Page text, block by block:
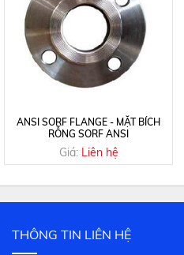
ANSI SORF FLANGE - MẶT BÍCH
RỖNG SORF ANSI
Giá: Liên hệ
THÔNG TIN LIÊN HỆ